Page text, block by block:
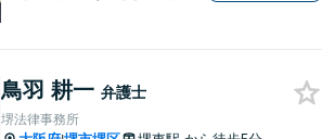
鳥羽 耕一 弁護士
堺法律事務所